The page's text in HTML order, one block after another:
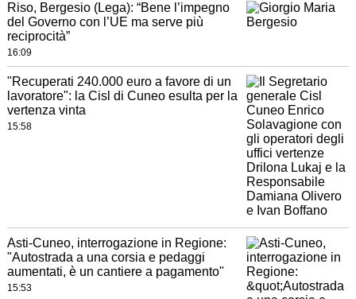
Riso, Bergesio (Lega): “Bene l’impegno
del Governo con l’UE ma serve più
reciprocità”
16:09
"Recuperati 240.000 euro a favore di un
lavoratore": la Cisl di Cuneo esulta per la
vertenza vinta
15:58
Asti-Cuneo, interrogazione in Regione:
"Autostrada a una corsia e pedaggi
aumentati, è un cantiere a pagamento"
15:53